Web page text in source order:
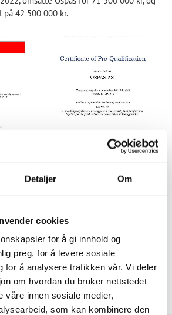
Detaljer Om
cookies
for å gi innhold og
preg, for å levere sosiale
for å analysere trafikken vår. Vi deler
om hvordan du bruker nettstedet
våre innen sosiale medier,
som kan kombinere den
42 500 000 kr.